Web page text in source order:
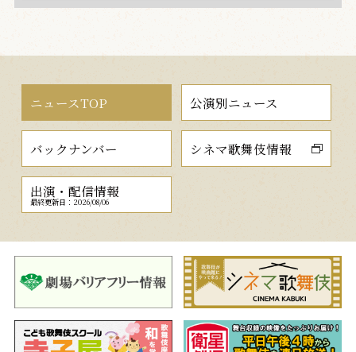
ニュースTOP 公演別ニュース
バックナンバー シネマ歌舞伎情報
出演・配信情報
最終更新日：2026/08/06